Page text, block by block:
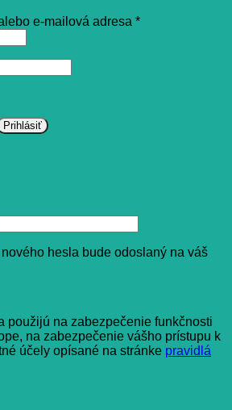
e-mailová adresa *Povinné
Prihlásiť
hesla bude odoslaný na váš
použijú na zabezpečenie funkčnosti
na zabezpečenie vášho prístupu k
účely opísané na stránke pravidlá